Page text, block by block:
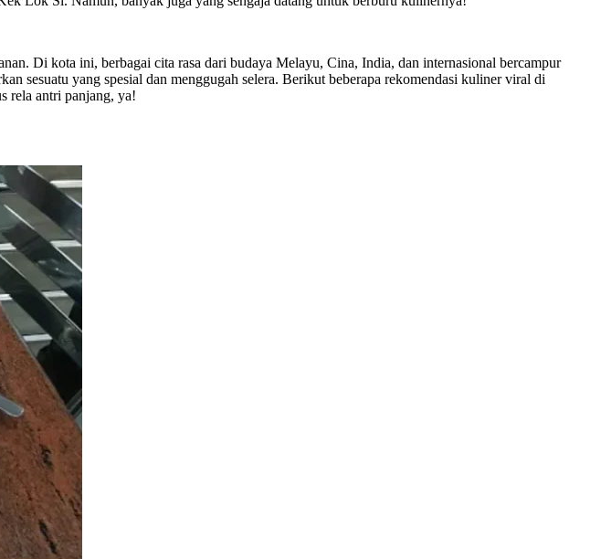
Di kota ini, berbagai cita rasa dari budaya Melayu, Cina, India, dan internasional bercampur
sesuatu yang spesial dan menggugah selera. Berikut beberapa rekomendasi kuliner viral di
rela antri panjang, ya!